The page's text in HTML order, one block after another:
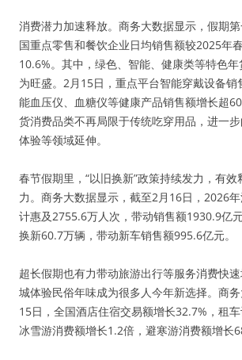
消费潜力加速释放。商务大数据显示，假期
国重点零售和餐饮企业日均销售额较2025年
10.6%。其中，绿色、智能、健康类等特色
为旺盛。2月15日，重点平台智能穿戴设备销
能血压仪、血糖仪等健康产品销售额增长超
货消费品类不再局限于传统吃穿用品，进一
体验等领域延伸。
春节假期里，“以旧换新”政策持续发力，有
力。商务大数据显示，截至2月16日，2026
计惠及2755.6万人次，带动销售额1930.9亿
换新60.7万辆，带动新车销售额995.6亿元。
超长假期也有力带动旅游出行等服务消费快
城体验民俗年味成为很多人今年新选择。商
15日，全国酒店住宿交易额增长32.7%，租车
冰雪游消费额增长1.2倍，避寒游消费额增长